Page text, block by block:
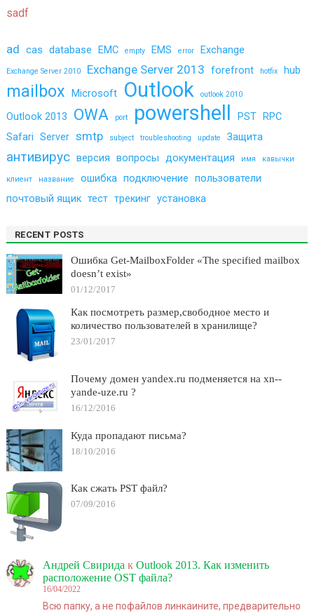
sadf
ad cas database EMC empty EMS error Exchange
Exchange Server 2010 Exchange Server 2013 forefront hotfix hub
mailbox Microsoft Outlook outlook 2010
Outlook 2013 OWA port powershell PST
RPC
Safari Server smtp subject troubleshooting update Защита
антивирус версия вопросы документация имя кавычки
клиент название ошибка подключение пользователи
почтовый ящик тест трекинг установка
RECENT POSTS
Ошибка Get-MailboxFolder «The specified mailbox
doesn’t exist»
01/12/2017
Как посмотреть размер,свободное место и
количество пользователей в хранилище?
23/01/2017
Почему домен yandex.ru подменяется на xn--
yande-uze.ru ?
16/12/2016
Куда пропадают письма?
18/10/2016
Как сжать PST файл?
07/09/2016
Андрей Свирида к Outlook 2013. Как изменить
расположение OST файла?
16/04/2022
Всю папку, а не пофайлов линкаините, предварительно